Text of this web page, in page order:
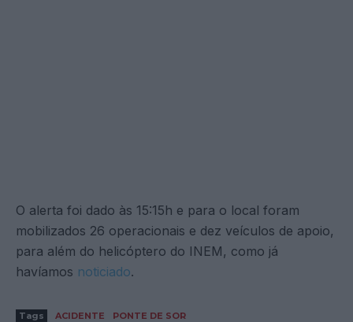
O alerta foi dado às 15:15h e para o local foram
mobilizados 26 operacionais e dez veículos de apoio,
para além do helicóptero do INEM, como já
havíamos noticiado.
Tags ACIDENTE PONTE DE SOR